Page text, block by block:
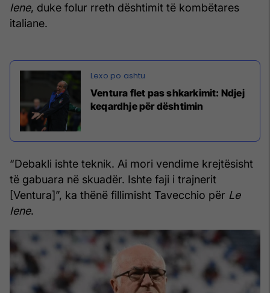
Iene, duke folur rreth dështimit të kombëtares
italiane.
Ventura flet pas shkarkimit: Ndjej
keqardhje për dështimin
“Debakli ishte teknik. Ai mori vendime krejtësisht
të gabuara në skuadër. Ishte faji i trajnerit
[Ventura]”, ka thënë fillimisht Tavecchio për Le
Iene.